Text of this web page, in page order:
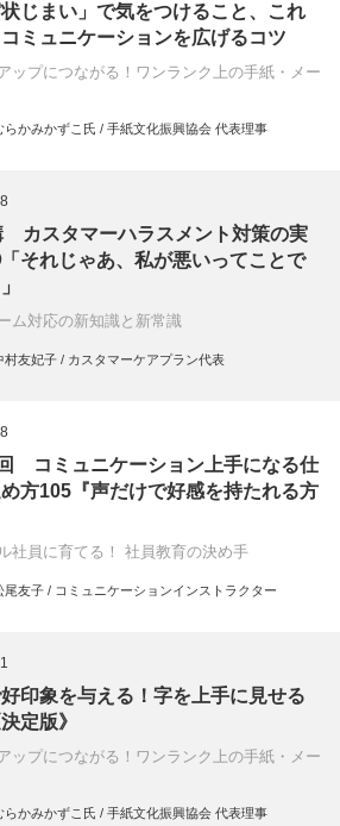
状じまい」で気をつけること、これ
ミュニケーションを広げるコツ
ップにつながる！ワンランク上の手紙・メー
らかみかずこ氏 / 手紙文化振興協会 代表理事
カスタマーハラスメント対策の実
それじゃあ、私が悪いってことで
ム対応の新知識と新常識
村友妃子 / カスタマーケアプラン代表
コミュニケーション上手になる仕
方105『声だけで好感を持たれる方
社員に育てる！ 社員教育の決め手
尾友子 / コミュニケーションインストラクター
印象を与える！字を上手に見せる
定版》
ップにつながる！ワンランク上の手紙・メー
らかみかずこ氏 / 手紙文化振興協会 代表理事